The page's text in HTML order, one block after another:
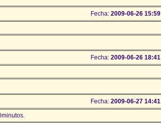
Fecha: 2009-06-26 15:59
Fecha: 2009-06-26 18:41
Fecha: 2009-06-27 14:41